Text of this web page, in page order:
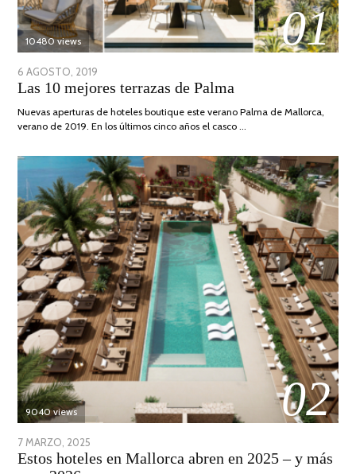
01
10480 views
POSTED
ON
6 AGOSTO, 2019
AGOSTO,
Las 10 mejores terrazas de Palma
Nuevas aperturas de hoteles boutique este verano Palma de Mallorca,
verano de 2019. En los últimos cinco años el casco …
02
9040 views
POSTED
ON
7 MARZO, 2025
ABRIL,
Estos hoteles en Mallorca abren en 2025 – y más